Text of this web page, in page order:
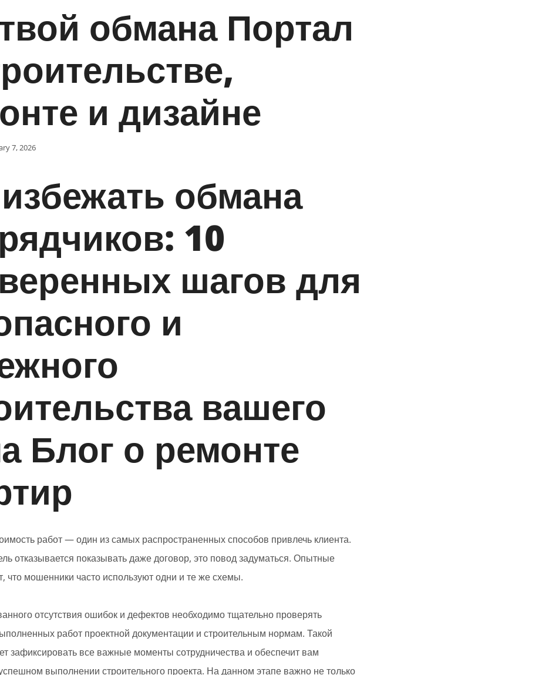
обмана Портал
и дизайне
7, 2026
обмана
10
шагов для
и
вашего
Блог о ремонте
работ — один из самых распространенных способов привлечь клиента.
отказывается показывать даже договор, это повод задуматься. Опытные
что мошенники часто используют одни и те же схемы.
отсутствия ошибок и дефектов необходимо тщательно проверять
работ проектной документации и строительным нормам. Такой
зафиксировать все важные моменты сотрудничества и обеспечит вам
выполнении строительного проекта. На данном этапе важно не только